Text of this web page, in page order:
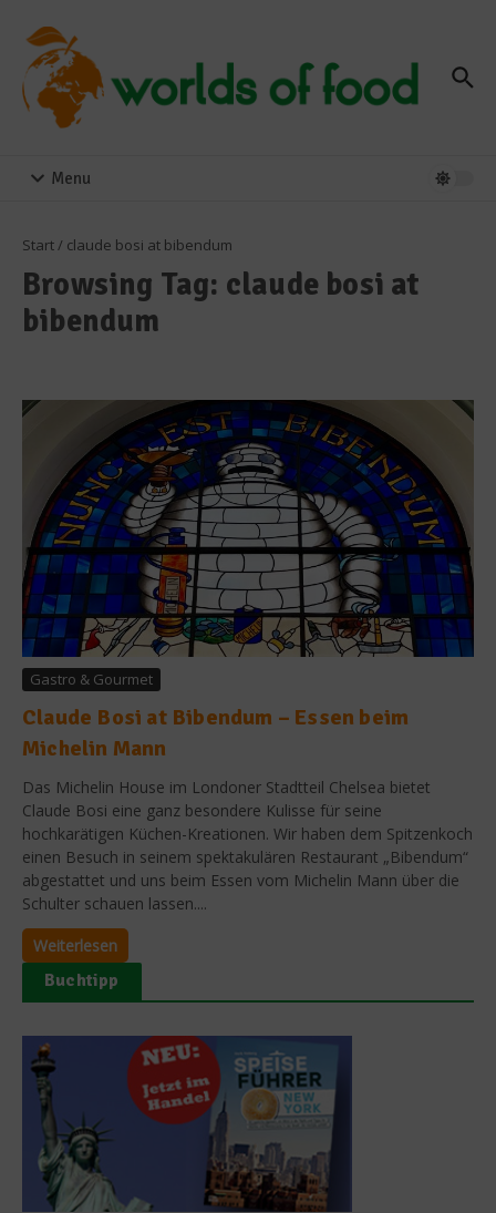
Menu
Start/ claude bosi at bibendum
Browsing Tag: claude bosi at
bibendum
Gastro & Gourmet
Claude Bosi at Bibendum – Essen beim
Michelin Mann
Das Michelin House im Londoner Stadtteil Chelsea bietet
Claude Bosi eine ganz besondere Kulisse für seine
hochkarätigen Küchen-Kreationen. Wir haben dem Spitzenkoch
einen Besuch in seinem spektakulären Restaurant „Bibendum“
abgestattet und uns beim Essen vom Michelin Mann über die
Schulter schauen lassen....
Weiterlesen
Buchtipp